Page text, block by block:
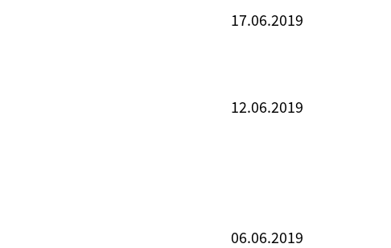
17.06.2019
12.06.2019
06.06.2019